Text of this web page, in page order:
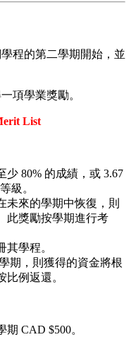
程的第二學期開始，並
項學業獎勵。
List
80% 的成績，或 3.67
級。
未來的學期中恢復，則
此獎勵按學期進行考
學程。
期，則獲得的資金將根
例返還。
CAD $500。